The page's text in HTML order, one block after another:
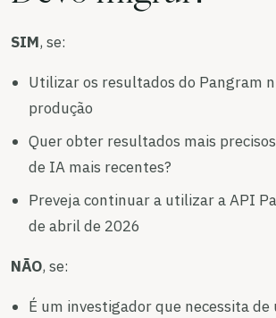
SIM, se:
Utilizar os resultados do Pangram
produção
Quer obter resultados mais
de IA mais recentes?
Preveja continuar a utilizar a API
de abril de 2026
NÃO, se:
É um investigador que necessita de